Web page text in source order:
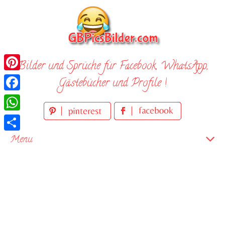
Bilder und Sprüche für Facebook, WhatsApp,
Gästebücher und Profile !
Menu
Pinterest
Facebook
WhatsApp
Teilen